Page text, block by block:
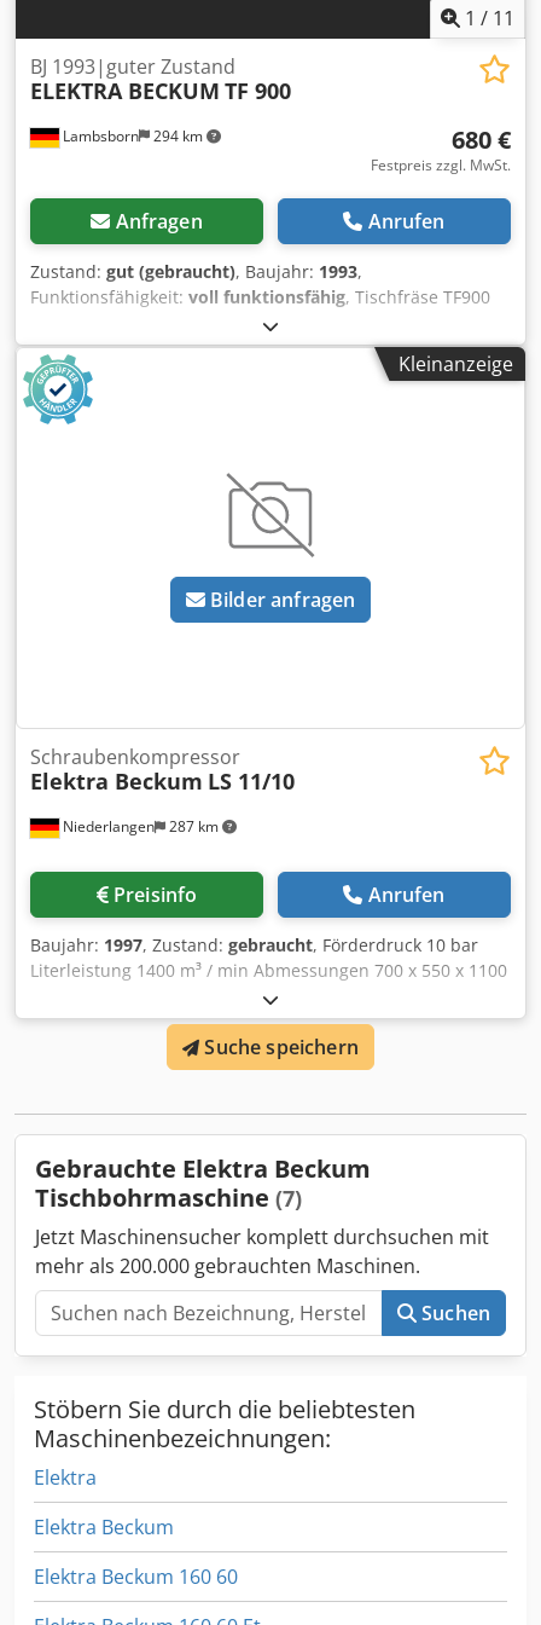
1 / 11
Lambsborn 294 km
BJ 1993|guter Zustand
ELEKTRA BECKUM TF 900
680 €
Festpreis zzgl. MwSt.
Anfragen Anrufen
Zustand: gut (gebraucht), Baujahr: 1993,
Funktionsfähigkeit: voll funktionsfähig, Tischfräse TF900
Djdeygm D Uopfx Aiteck - Baujahr 1993 - 380 Volt - 3
Drehzahlregelung - guter Zustand Transport gegen
Aufpreis möglich! Aufgrund des Alters der
Gebrauchtmaschine erfolgt bei Verkauf an gewerbliche
Kunden der Ausschluss der Gewährleistung
Kleinanzeige
Bilder anfragen
Niederlangen 287 km
Schraubenkompressor
Elektra Beckum LS 11/10
Preisinfo Anrufen
Baujahr: 1997, Zustand: gebraucht, Förderdruck 10 bar
Literleistung 1400 m³ / min Abmessungen 700 x 550 x 1100
mm Gesamtleistungsbedarf 11 kW Maschinengewicht ca.
275 kg Betriebsstunden: 13593 Std. Dodpoqvcldsfx Aitock
Suche speichern
Gebrauchte Elektra Beckum
Tischbohrmaschine (7)
Jetzt Maschinensucher komplett durchsuchen mit
mehr als 200.000 gebrauchten Maschinen.
Suchen
Stöbern Sie durch die beliebtesten
Maschinenbezeichnungen:
Elektra
Elektra Beckum
Elektra Beckum 160 60